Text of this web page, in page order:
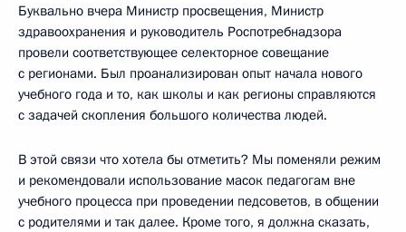
Буквально вчера Министр просвещения, Министр
здравоохранения и руководитель Роспотребнадзора
провели соответствующее селекторное совещание
с регионами. Был проанализирован опыт начала нового
учебного года и то, как школы и как регионы справляются
с задачей скопления большого количества людей.
В этой связи что хотела бы отметить? Мы поменяли режим
и рекомендовали использование масок педагогам вне
учебного процесса при проведении педсоветов, в общении
с родителями и так далее. Кроме того, я должна сказать,